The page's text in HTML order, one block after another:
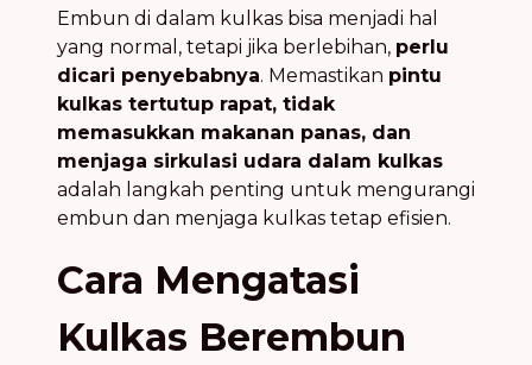
Embun di dalam kulkas bisa menjadi hal
yang normal, tetapi jika berlebihan, perlu
dicari penyebabnya. Memastikan pintu
kulkas tertutup rapat, tidak
memasukkan makanan panas, dan
menjaga sirkulasi udara dalam kulkas
adalah langkah penting untuk mengurangi
embun dan menjaga kulkas tetap efisien.
Cara Mengatasi
Kulkas Berembun